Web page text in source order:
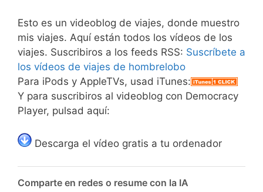
Esto es un videoblog de viajes, donde muestro
mis viajes. Aquí están todos los vídeos de los
viajes. Suscribiros a los feeds RSS: Suscríbete a
los vídeos de viajes de hombrelobo
Para iPods y AppleTVs, usad iTunes:
Y para suscribiros al videoblog con Democracy
Player, pulsad aquí:
Descarga el vídeo gratis a tu ordenador
Comparte en redes o resume con la IA